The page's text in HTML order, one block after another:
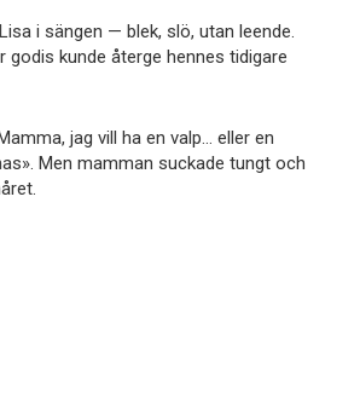
i sängen — blek, slö, utan leende.
godis kunde återge hennes tidigare
jag vill ha en valp… eller en
Men mamman suckade tungt och